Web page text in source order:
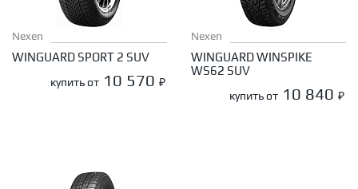
Nexen
WINGUARD SPORT 2 SUV
купить от 10 570 ₽
Nexen
WINGUARD WINSPIKE
WS62 SUV
купить от 10 840 ₽